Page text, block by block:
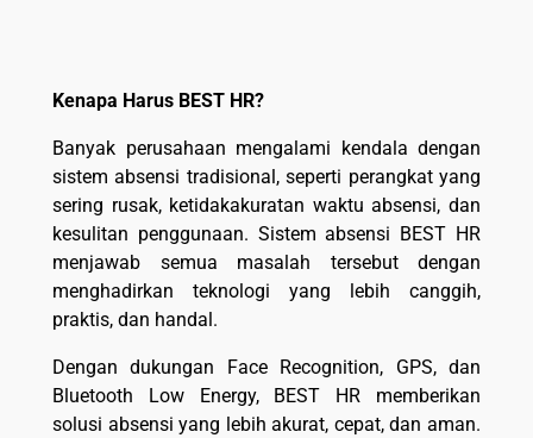
Kenapa Harus BEST HR?
Banyak perusahaan mengalami kendala dengan
sistem absensi tradisional, seperti perangkat yang
sering rusak, ketidakakuratan waktu absensi, dan
kesulitan penggunaan. Sistem absensi BEST HR
menjawab semua masalah tersebut dengan
menghadirkan teknologi yang lebih canggih,
praktis, dan handal.
Dengan dukungan Face Recognition, GPS, dan
Bluetooth Low Energy, BEST HR memberikan
solusi absensi yang lebih akurat, cepat, dan aman.